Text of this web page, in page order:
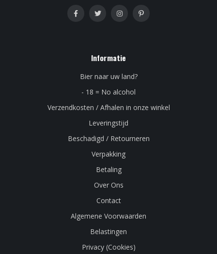
Informatie
Bier naar uw land?
- 18 = No alcohol
Verzendkosten / Afhalen in onze winkel
Leveringstijd
Beschadigd / Retourneren
Verpakking
Betaling
Over Ons
Contact
Algemene Voorwaarden
Belastingen
Privacy (Cookies)